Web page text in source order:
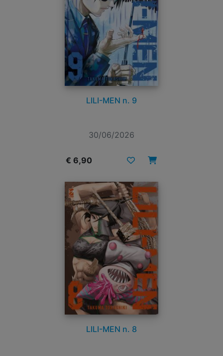
LILI-MEN n. 9
30/06/2026
€ 6,90
LILI-MEN n. 8